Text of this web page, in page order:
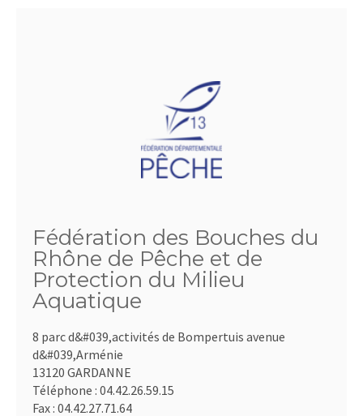
Fédération des Bouches du
Rhône de Pêche et de
Protection du Milieu
Aquatique
8 parc d&#039,activités de Bompertuis avenue
d&#039,Arménie
13120 GARDANNE
Téléphone : 04.42.26.59.15
Fax : 04.42.27.71.64